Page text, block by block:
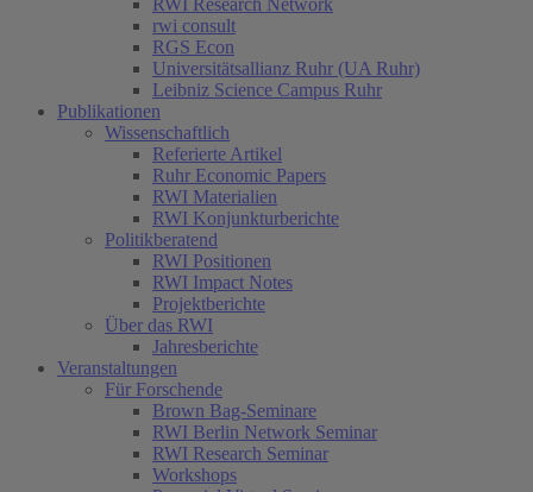
RWI Research Network
rwi consult
RGS Econ
Universitätsallianz Ruhr (UA Ruhr)
Leibniz Science Campus Ruhr
Publikationen
Wissenschaftlich
Referierte Artikel
Ruhr Economic Papers
RWI Materialien
RWI Konjunkturberichte
Politikberatend
RWI Positionen
RWI Impact Notes
Projektberichte
Über das RWI
Jahresberichte
Veranstaltungen
Für Forschende
Brown Bag-Seminare
RWI Berlin Network Seminar
RWI Research Seminar
Workshops